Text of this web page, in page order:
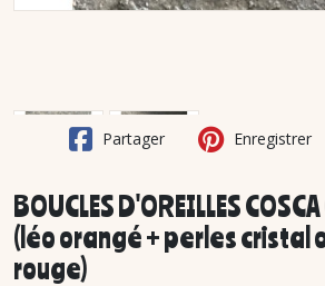
Partager Enregistrer
BOUCLES D'OREILLES
(léo orangé + perles cristal
rouge)